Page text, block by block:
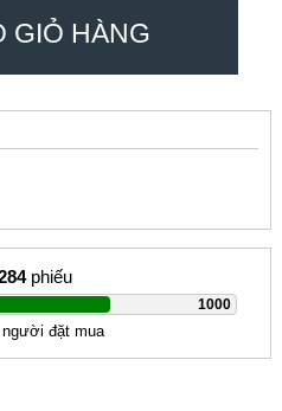
GIỎ HÀNG
phiếu
1000
người đặt mua